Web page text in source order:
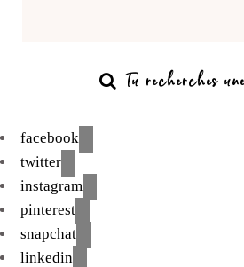
facebook
twitter
instagram
pinterest
snapchat
linkedin